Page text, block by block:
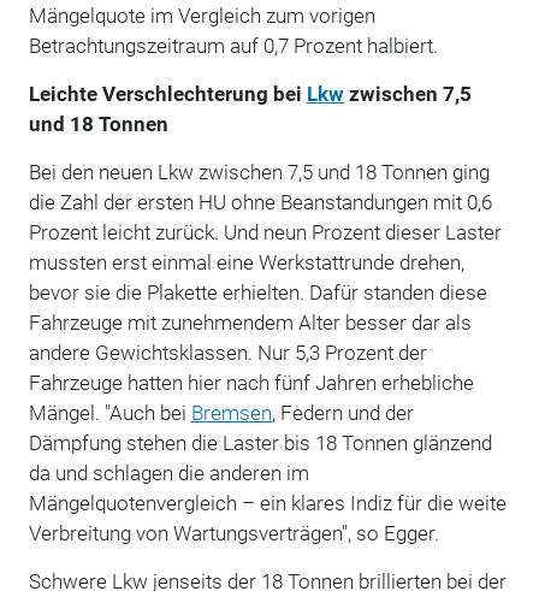
Mängelquote im Vergleich zum vorigen
Betrachtungszeitraum auf 0,7 Prozent halbiert.
Leichte Verschlechterung bei Lkwzwischen 7,5
und 18 Tonnen
Bei den neuen Lkw zwischen 7,5 und 18 Tonnen ging
die Zahl der ersten HU ohne Beanstandungen mit 0,6
Prozent leicht zurück. Und neun Prozent dieser Laster
mussten erst einmal eine Werkstattrunde drehen,
bevor sie die Plakette erhielten. Dafür standen diese
Fahrzeuge mit zunehmendem Alter besser dar als
andere Gewichtsklassen. Nur 5,3 Prozent der
Fahrzeuge hatten hier nach fünf Jahren erhebliche
Mängel. "Auch bei Bremsen, Federn und der
Dämpfung stehen die Laster bis 18 Tonnen glänzend
da und schlagen die anderen im
Mängelquotenvergleich – ein klares Indiz für die weite
Verbreitung von Wartungsverträgen", so Egger.
Schwere Lkw jenseits der 18 Tonnen brillierten bei der